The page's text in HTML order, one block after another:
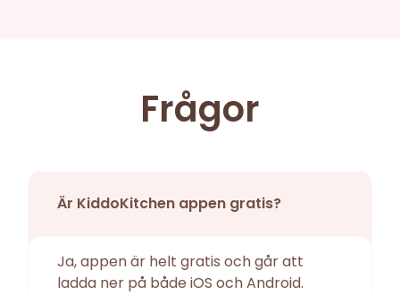
Frågor
Är KiddoKitchen appen gratis?
Ja, appen är helt gratis och går att
ladda ner på både iOS och Android.